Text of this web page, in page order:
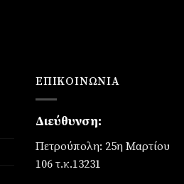
ΕΠΙΚΟΙΝΩΝΊΑ
Διεύθυνση:
Πετρούπολη: 25η Μαρτίου
106 τ.κ.13231